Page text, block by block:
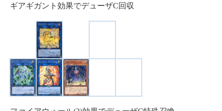
ギアギガント効果でデューザC回収